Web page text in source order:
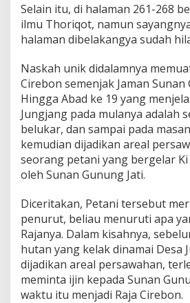
t
a
i
a
s
i
a
s
a
r
J
g
j
a
n
A
r
j
Selain itu, di halaman 261-268
ilmu Thoriqot, namun
halaman dibelakangya sudah
Naskah unik didalamnya
Cirebon semenjak Jaman Sunan
Hingga Abad ke 19 yang
Jungjang pada mulanya adalah
belukar, dan sampai pada
kemudian dijadikan areal
seorang petani yang bergelar Ki
oleh Sunan Gunung Jati.
Diceritakan, Petani tersebut
penurut, beliau menuruti apa
Rajanya. Dalam kisahnya,
hutan yang kelak dinamai Desa
dijadikan areal persawahan,
meminta ijin kepada Sunan
waktu itu menjadi Raja Cirebon.